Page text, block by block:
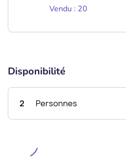
Vendu : 20
Disponibilité
2 Personnes